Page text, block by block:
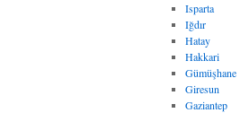
Isparta
Iğdır
Hatay
Hakkari
Gümüşhane
Giresun
Gaziantep